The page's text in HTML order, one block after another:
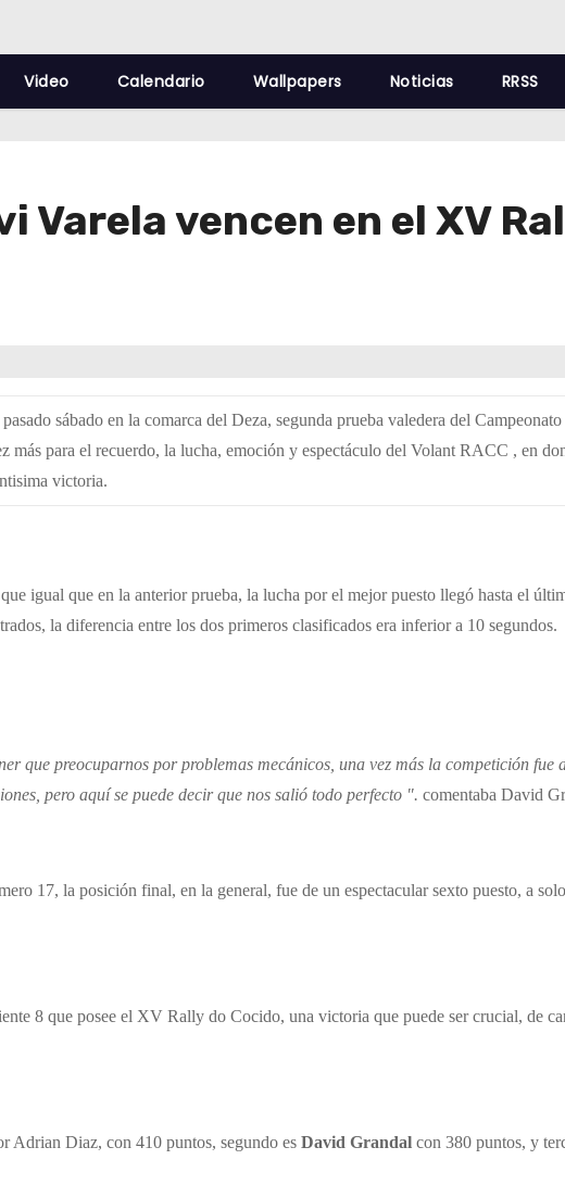
Video Calendario Wallpapers Noticias RRSS
Varela vencen en el XV
sábado en la comarca del Deza, segunda prueba valedera del
más para el recuerdo, la lucha, emoción y espectáculo del Volant RACC , en
victoria.
igual que en la anterior prueba, la lucha por el mejor puesto llegó hasta el
la diferencia entre los dos primeros clasificados era inferior a 10 segundos.
que preocuparnos por problemas mecánicos, una vez más la competición fue
pero aquí se puede decir que nos salió todo perfecto ". comentaba David
17, la posición final, en la general, fue de un espectacular sexto puesto, a
8 que posee el XV Rally do Cocido, una victoria que puede ser crucial, de
Adrian Diaz, con 410 puntos, segundo es David Grandal con 380 puntos, y